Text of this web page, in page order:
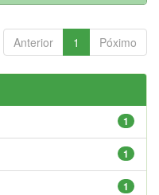
Anterior 1 Póximo
1
1
1